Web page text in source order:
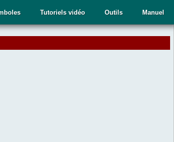
Manuel
Outils
Tutoriels vidéo